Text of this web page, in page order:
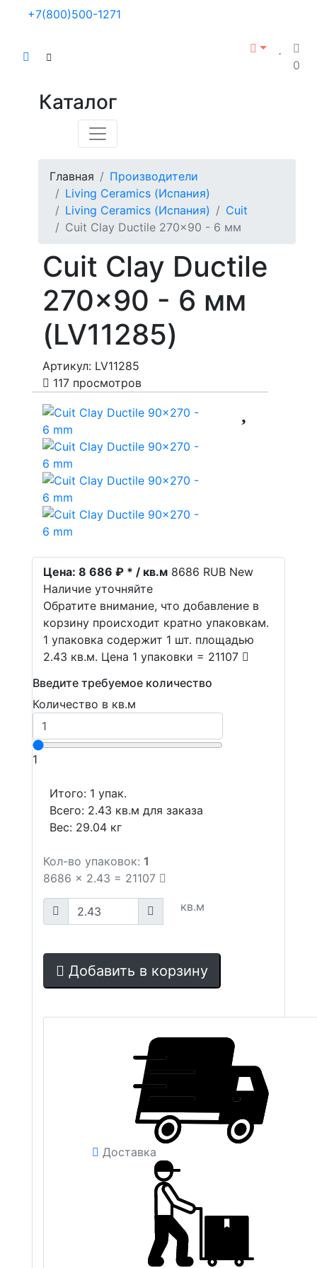
+7(800)500-1271
0
Каталог
Главная
Производители
Living Ceramics (Испания)
Living Ceramics (Испания)
Cuit
Cuit Clay Ductile 270x90 - 6 мм
Cuit Clay Ductile
270x90 - 6 мм
(LV11285)
Артикул: LV11285
117 просмотров
Цена: 8 686 ₽ * / кв.м 8686 RUB New
Наличие уточняйте
Обратите внимание, что добавление в
корзину происходит кратно упаковкам.
1 упаковка содержит 1 шт. площадью
2.43 кв.м. Цена 1 упаковки = 21107
Введите требуемое количество
Количество в кв.м
1
Итого: 1 упак.
Всего: 2.43 кв.м для заказа
Вес: 29.04 кг
Кол-во упаковок: 1
8686 x 2.43 = 21107
кв.м
Добавить в корзину
Доставка